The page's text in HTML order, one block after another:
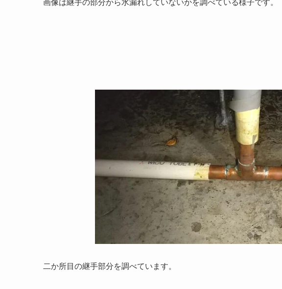
画像は継手の部分から水漏れしていないかを調べている様子です。
二か所目の継手部分を調べています。